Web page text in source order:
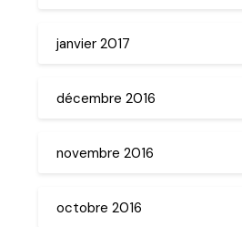
janvier 2017
décembre 2016
novembre 2016
octobre 2016